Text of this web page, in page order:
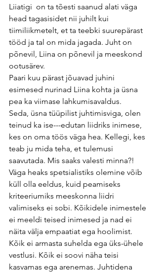
Liiatigi  on ta tõesti saanud alati väga
head tagasisidet nii juhilt kui
tiimiliikmetelt, et ta teebki suurepärast
tööd ja tal on mida jagada. Juht on
põnevil, Liina on põnevil ja meeskond
ootusärev.
Paari kuu pärast jõuavad juhini
esimesed nurinad Liina kohta ja üsna
pea ka viimase lahkumisavaldus.
Seda, üsna tüüpilist juhtimisviga, olen
teinud ka ise---edutan liidriks inimese,
kes on oma töös väga hea. Kellegi, kes
teab ju mida teha, et tulemusi
saavutada. Mis saaks valesti minna?!
Väga heaks spetsialistiks olemine võib
küll olla eeldus, kuid peamiseks
kriteeriumiks meeskonna liidri
valimiseks ei sobi. Kõikidele inimestele
ei meeldi teised inimesed ja nad ei
näita välja empaatiat ega hoolimist.
Kõik ei armasta suhelda ega üks-ühele
vestlusi. Kõik ei soovi näha teisi
kasvamas ega arenemas. Juhtidena